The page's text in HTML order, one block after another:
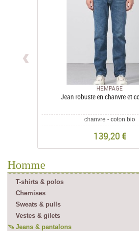
HEMPAGE
Jean robuste en chanvre et
chanvre - coton bio
139,20 €
Homme
T-shirts & polos
Chemises
Sweats & pulls
Vestes & gilets
Jeans & pantalons